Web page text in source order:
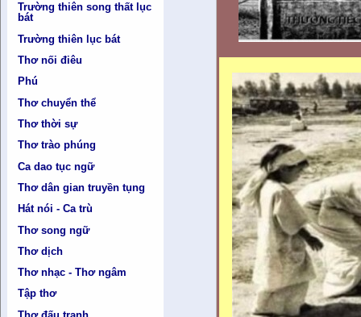
Trường thiên song thất lục
bát
Trường thiên lục bát
Thơ nối điêu
Phú
Thơ chuyển thể
Thơ thời sự
Thơ trào phúng
Ca dao tục ngữ
Thơ dân gian truyền tụng
Hát nói - Ca trù
Thơ song ngữ
Thơ dịch
Thơ nhạc - Thơ ngâm
Tập thơ